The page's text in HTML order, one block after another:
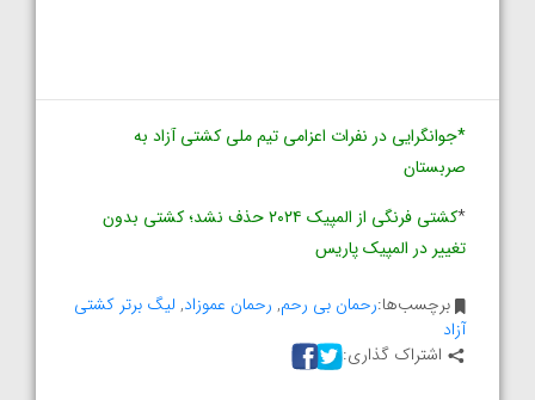
*جوانگرایی در نفرات اعزامی تیم ملی کشتی آزاد به
صربستان
*
کشتی فرنگی از المپیک ۲۰۲۴ حذف نشد؛ کشتی بدون
تغییر در المپیک پاریس
برچسب‌ها:رحمان بی رحم, رحمان عموزاد, لیگ برتر کشتی
آزاد
اشتراک گذاری: